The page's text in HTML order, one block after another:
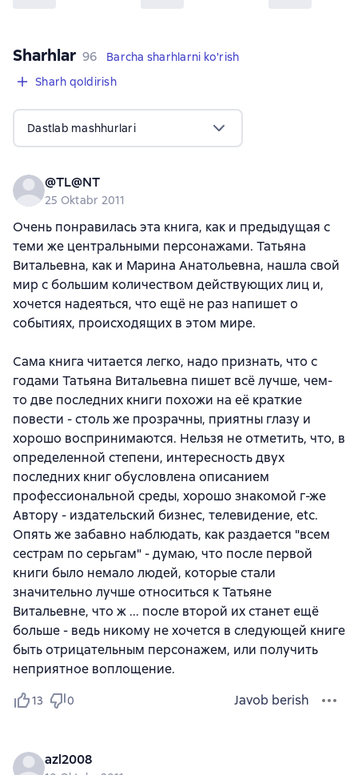
Sharhlar 96 sharhlar
96
Barcha sharhlarni ko'rish
Sharh qoldirish
Dastlab mashhurlari
@TL@NT
25 Oktabr 2011
Очень понравилась эта книга, как и предыдущая с
теми же центральными персонажами. Татьяна
Витальевна, как и Марина Анатольевна, нашла свой
мир с большим количеством действующих лиц и,
хочется надеяться, что ещё не раз напишет о
событиях, происходящих в этом мире.
Сама книга читается легко, надо признать, что с
годами Татьяна Витальевна пишет всё лучше, чем-
то две последних книги похожи на её краткие
повести - столь же прозрачны, приятны глазу и
хорошо воспринимаются. Нельзя не отметить, что, в
определенной степени, интересность двух
последних книг обусловлена описанием
профессиональной среды, хорошо знакомой г-же
Автору - издательский бизнес, телевидение, etc.
Опять же забавно наблюдать, как раздается "всем
сестрам по серьгам" - думаю, что после первой
книги было немало людей, которые стали
значительно лучше относиться к Татьяне
Витальевне, что ж ... после второй их станет ещё
больше - ведь никому не хочется в следующей книге
быть отрицательным персонажем, или получить
неприятное воплощение.
13 0 Javob berish
azl2008